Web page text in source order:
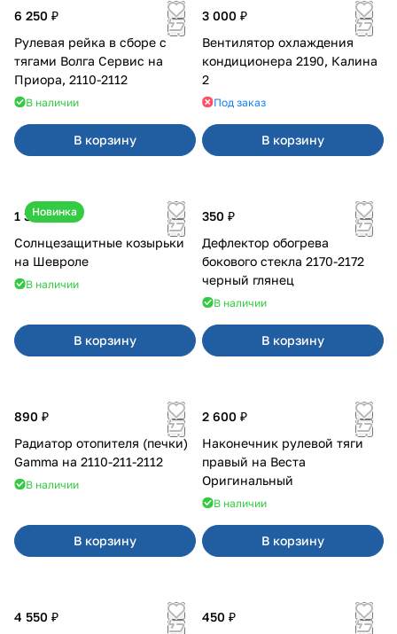
6 250 ₽
Рулевая рейка в сборе с
тягами Волга Сервис на
Приора, 2110-2112
В наличии
В корзину
3 000 ₽
Вентилятор охлаждения
кондиционера 2190, Калина
2
Под заказ
В корзину
Новинка
1 350 ₽
Солнцезащитные козырьки
на Шевроле
В наличии
В корзину
350 ₽
Дефлектор обогрева
бокового стекла 2170-2172
черный глянец
В наличии
В корзину
890 ₽
Радиатор отопителя (печки)
Gamma на 2110-211-2112
В наличии
В корзину
2 600 ₽
Наконечник рулевой тяги
правый на Веста
Оригинальный
В наличии
В корзину
4 550 ₽
450 ₽